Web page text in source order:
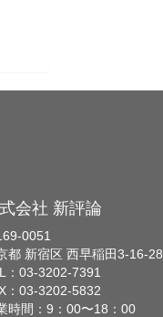
会社 新評論
0051
都 新宿区 西早稲田3-16-28
：03-3202-7391
：03-3202-5832
時間：9：00〜18：00